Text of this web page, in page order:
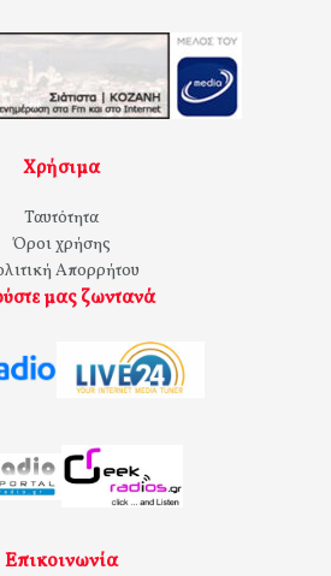
Χρήσιμα
Ταυτότητα
Όροι χρήσης
Απορρήτου
μας ζωντανά
Επικοινωνία